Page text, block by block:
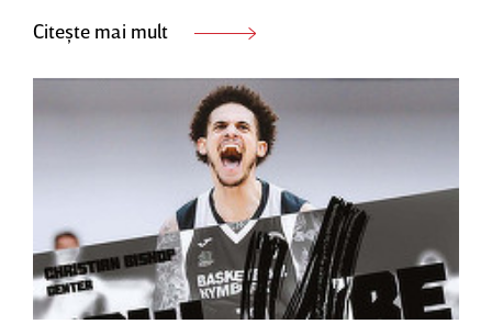
Citește mai mult